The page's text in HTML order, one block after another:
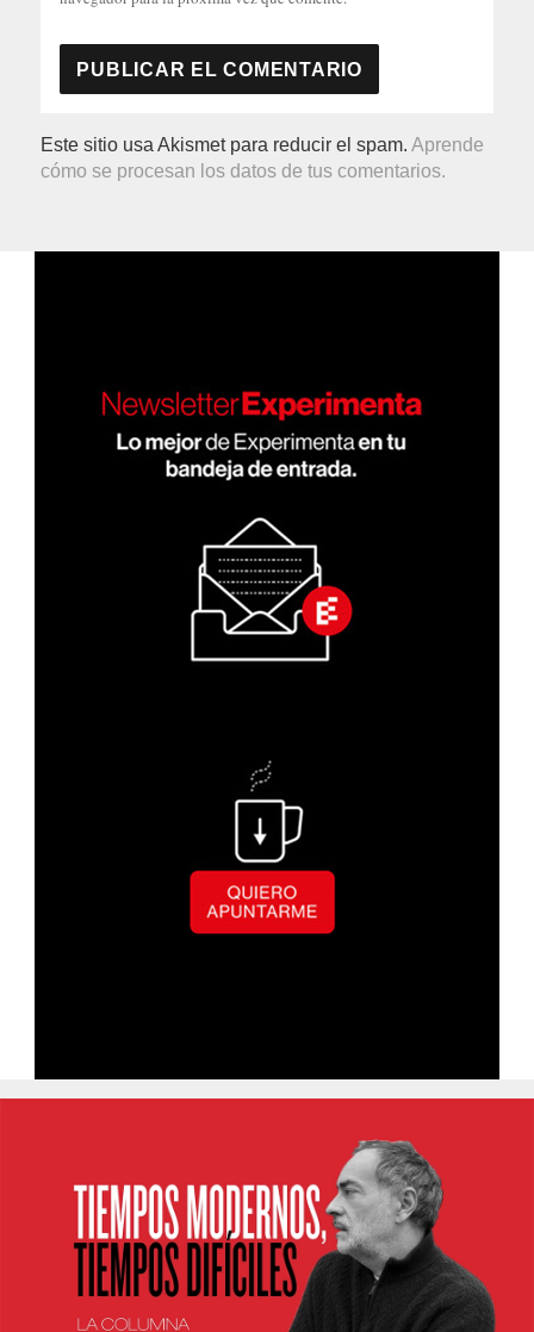
Este sitio usa Akismet para reducir el spam.Aprende
cómo se procesan los datos de tus comentarios.